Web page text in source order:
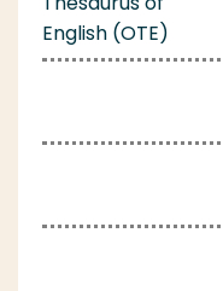
English (OTE)